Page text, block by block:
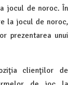
jocul de noroc. În
la jocul de noroc,
prezentarea unui
clienţilor de